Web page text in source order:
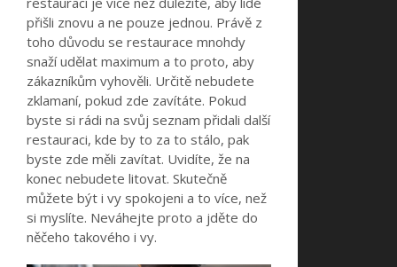
přišli znovu a ne pouze jednou. Právě z
toho důvodu se restaurace mnohdy
snaží udělat maximum a to proto, aby
zákazníkům vyhověli. Určitě nebudete
zklamaní, pokud zde zavítáte. Pokud
byste si rádi na svůj seznam přidali další
restauraci, kde by to za to stálo, pak
byste zde měli zavítat. Uvidíte, že na
konec nebudete litovat. Skutečně
můžete být i vy spokojeni a to více, než
si myslíte. Neváhejte proto a jděte do
něčeho takového i vy.